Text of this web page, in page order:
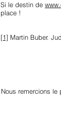
Si le destin de
place !
[1] Martin Buber.
Nous remercions le